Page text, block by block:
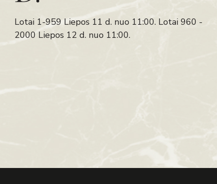
Lotai 1-959 Liepos 11 d. nuo 11:00. Lotai 960 -
2000 Liepos 12 d. nuo 11:00.